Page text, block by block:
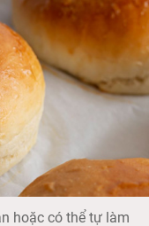
hoặc có thể tự làm